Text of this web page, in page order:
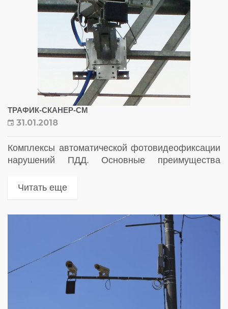
ТРАФИК-СКАНЕР-СМ
31.01.2018
Комплексы автоматической фотовидеофиксации
нарушений ПДД. Основные преимущества
направлениях. Ведение до 32 целей
средств (ТС) нарушителя и...
Читать еще